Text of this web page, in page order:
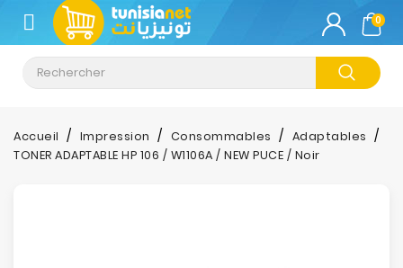
CATÉGORIE
Climatisation
Informatique
0
Accueil Impression Consommables
Adaptables
TONER ADAPTABLE HP 106 / W1106A / NEW PUCE / Noir